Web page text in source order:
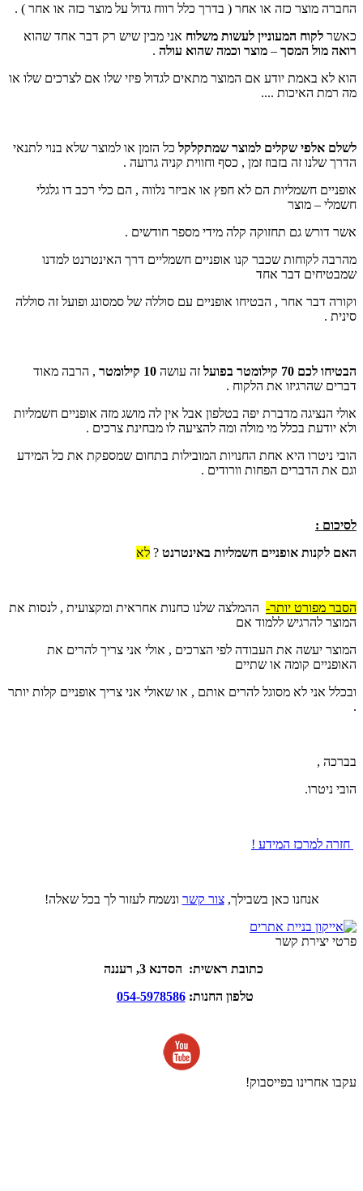
החברה מוצר כזה או אחר ( בדרך כלל רווח גדול על מוצר כזה או אחר ) .
כאשר לקוח המעוניין לעשות משלוח אני מבין שיש רק דבר אחד שהוא
רואה מול המסך – מוצר וכמה שהוא עולה .
הוא לא באמת יודע אם המוצר מתאים לגדול פיזי שלו אם לצרכים שלו או
מה רמת האיכות ....
לשלם אלפי שקלים למוצר שמתקלקל כל הזמן או למוצר שלא בנוי לתנאי
הדרך שלנו זה בזבוז זמן , כסף וחווית קניה גרועה .
אופניים חשמליות הם לא חפץ או אביזר נלווה , הם כלי רכב דו גלגלי
חשמלי – מוצר
אשר דורש גם תחזוקה קלה מידי מספר חודשים .
מהרבה לקוחות שכבר קנו אופניים חשמליים דרך האינטרנט למדנו
שמבטיחים דבר אחד
וקורה דבר אחר , הבטיחו אופניים עם סוללה של סמסונג ופועל זה סוללה
סינית .
הבטיחו לכם 70 קילומטר בפועל זה עושה 10 קילומטר
, הרבה מאוד
דברים שהרגיזו את הלקוח .
אולי הנציגה מדברת יפה בטלפון אבל אין לה מושג מזה אופניים חשמליות
ולא יודעת בכלל מי מולה ומה להציעה לו מבחינת צרכים .
הובי ניטרו היא אחת החנויות המובילות בתחום שמספקת את כל המידע
וגם את הדברים הפחות וורודים .
לסיכום :
האם לקנות אופניים חשמליות באינטרנט ? לא
הסבר מפורט יותר- ההמלצה שלנו כחנות אחראית ומקצועית , לנסות את
המוצר להרגיש ללמוד אם
המוצר יעשה את העבודה לפי הצרכים , אולי אני צריך להרים את
האופניים קומה או שתיים
ובכלל אני לא מסוגל להרים אותם , או שאולי אני צריך אופניים קלות יותר
.
בברכה ,
הובי ניטרו.
חזרה למרכז המידע !
אנחנו כאן בשבילך,צור קשר ונשמח לעזור לך בכל שאלה!
פרטי יצירת קשר
כתובת ראשית: הסדנא 3, רעננה
טלפון החנות:054-5978586
עקבו אחרינו בפייסבוק!